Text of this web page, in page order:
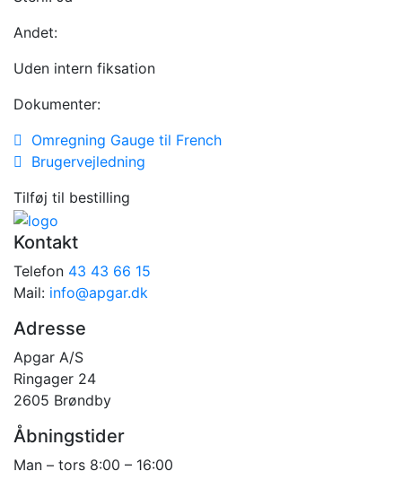
Andet:
Uden intern fiksation
Dokumenter:
Omregning Gauge til French
Brugervejledning
Tilføj til bestilling
Kontakt
Telefon 43 43 66 15
Mail: info@apgar.dk
Adresse
Apgar A/S
Ringager 24
2605 Brøndby
Åbningstider
Man – tors 8:00 – 16:00